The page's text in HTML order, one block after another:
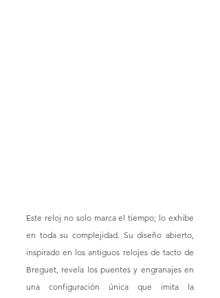
Este reloj no solo marca el tiempo; lo exhibe
en toda su complejidad. Su diseño abierto,
inspirado en los antiguos relojes de tacto de
Breguet, revela los puentes y engranajes en
una configuración única que imita la